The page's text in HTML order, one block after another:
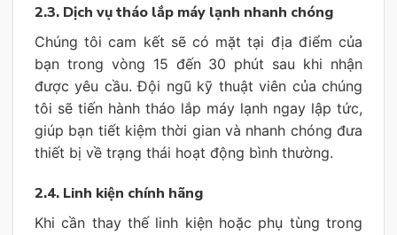
2.3. Dịch vụ tháo lắp máy lạnh nhanh chóng
Chúng tôi cam kết sẽ có mặt tại địa điểm của
bạn trong vòng 15 đến 30 phút sau khi nhận
được yêu cầu. Đội ngũ kỹ thuật viên của chúng
tôi sẽ tiến hành tháo lắp máy lạnh ngay lập tức,
giúp bạn tiết kiệm thời gian và nhanh chóng đưa
thiết bị về trạng thái hoạt động bình thường.
2.4. Linh kiện chính hãng
Khi cần thay thế linh kiện hoặc phụ tùng trong